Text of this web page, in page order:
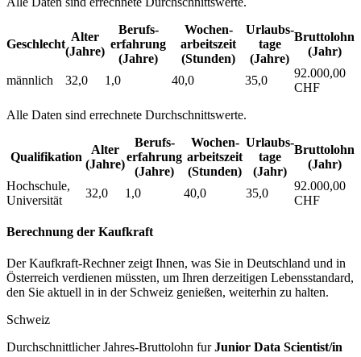
Geschlecht
Alter
(Jahre)
Berufs­
erfahrung
(Jahre)
Wochen­
arbeitszeit
(Stunden)
Urlaubs­
tage
(Jahre)
Bruttolohn
(Jahr)
männlich 32,0 1,0 40,0 35,0
92.000,00
CHF
Alle Daten sind errechnete Durchschnittswerte.
Qualifikation
Alter
(Jahre)
Berufs­
erfahrung
(Jahre)
Wochen­
arbeitszeit
(Stunden)
Urlaubs­
tage
(Jahr)
Bruttolohn
(Jahr)
Hochschule,
Universität
32,0 1,0 40,0 35,0
92.000,00
CHF
Berechnung der Kaufkraft
Der Kaufkraft-Rechner zeigt Ihnen, was Sie in Deutschland und in
Österreich verdienen müssten, um Ihren derzeitigen Lebensstandard,
den Sie aktuell in in der Schweiz genießen, weiterhin zu halten.
Schweiz
Durchschnittlicher Jahres-Bruttolohn furJunior Data Scientist/in